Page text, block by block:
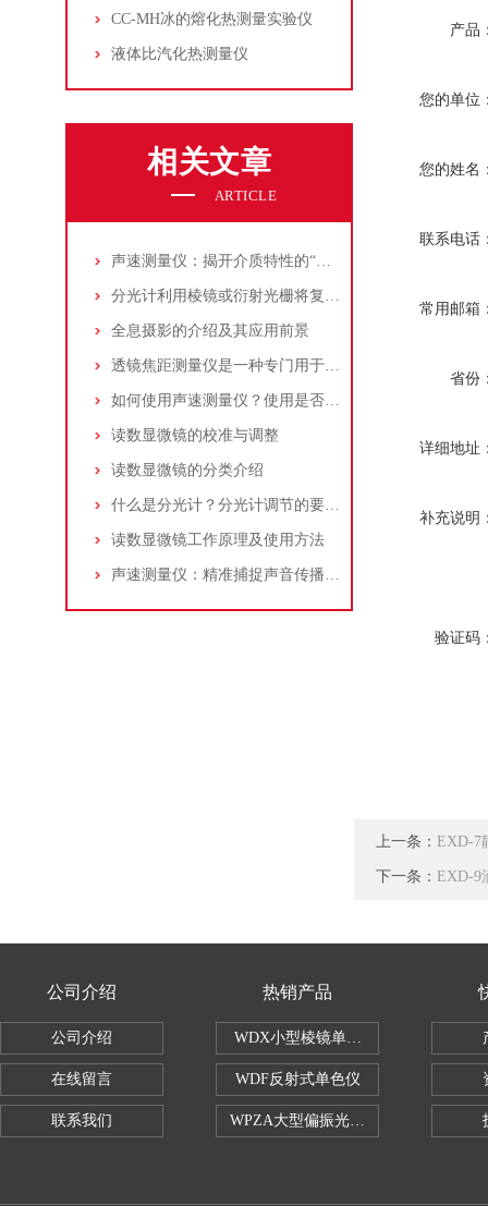
CC-MH冰的熔化热测量实验仪
液体比汽化热测量仪
相关文章
ARTICLE
声速测量仪：揭开介质特性的“声音密码破译者”
分光计利用棱镜或衍射光栅将复合光分解成单色光
全息摄影的介绍及其应用前景
透镜焦距测量仪是一种专门用于测量透镜焦距的仪器
如何使用声速测量仪？使用是否需要调试？
读数显微镜的校准与调整
读数显微镜的分类介绍
什么是分光计？分光计调节的要求是什么？
读数显微镜工作原理及使用方法
声速测量仪：精准捕捉声音传播奥秘的科学仪器
产品
您的单位
您的姓名
联系电话
常用邮箱
省份
详细地址
补充说明
验证码
上一条： EXD-7
下一条： EXD-9
公司介绍
公司介绍
在线留言
联系我们
热销产品
WDX小型棱镜单色仪
WDF反射式单色仪
WPZA大型偏振光演示仪